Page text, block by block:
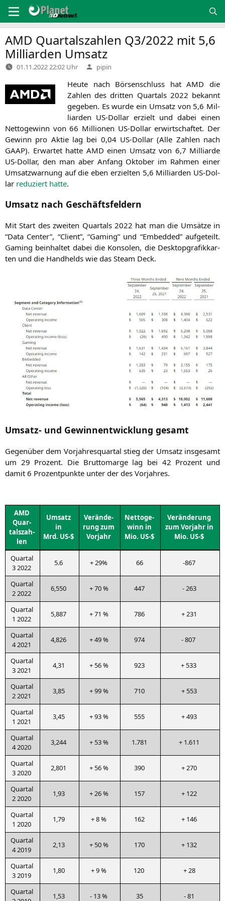
Inhalt
springen
AMD Quartalszahlen Q3/2022 mit 5,6
Milliarden Umsatz
01.11.2022 22:02 Uhr Verfasst
von
pipin
Heu­te nach Bör­sen­schluss hatAMD die
Zah­len des drit­ten Quar­tals 2022 bekannt
gege­ben. Es wur­de ein Umsatz von 5,6 Mil­
li­ar­den US-Dol­lar erzielt und dabei einen
Net­to­ge­winn von 66 Mil­lio­nen US-Dol­lar erwirt­schaf­tet. Der
Gewinn pro Aktie lag bei 0,04 US-Dol­lar (Alle Zah­len nach
GAAP). Erwar­tet hat­te AMD einen Umsatz von 6,7 Mil­li­ar­de
US-Dol­lar, den man aber Anfang Okto­ber im Rah­men einer
Umsatz­war­nung auf die eben erziel­ten 5,6 Mil­li­ar­den US-Dol­
lar redu­ziert hat­te.
Umsatz nach Geschäftsfeldern
Mit Start des zwei­ten Quar­tals 2022 hat man die Umsät­ze in
“Data Cen­ter”, “Cli­ent”, “Gam­ing” und “Embedded” auf­ge­teilt.
Gam­ing beinhal­tet dabei die Kon­so­len, die Desk­top­gra­fik­kar­
ten und die Hand­helds wie das Steam Deck.
Umsatz- und Gewinnentwicklung gesamt
Gegen­über dem Vor­jah­res­quar­tal stieg der Umsatz ins­ge­samt
um 29 Pro­zent. Die Brut­to­mar­ge lag bei 42 Pro­zent und
damit 6 Pro­zent­punk­te unter der des Vorjahres.
AMD
Quar­
tals­zah­
len
Umsatz
in
Mrd. US-$
Ver­än­de­
rung zum
Vorjahr
Net­to­ge­
winn in
Mio. US-$
Ver­än­de­rung
zum Vor­jahr in
Mio. US-$
Quar­tal
3 2022
5.6 + 29% 66 -867
Quar­tal
2 2022
6,550 + 70 % 447 - 263
Quar­tal
1 2022
5,887 + 71 % 786 + 231
Quar­tal
4 2021
4,826 + 49 % 974 - 807
Quar­tal
3 2021
4,31 + 56 % 923 + 533
Quar­tal
2 2021
3,85 + 99 % 710 + 553
Quar­tal
1 2021
3,45 + 93 % 555 + 493
Quar­tal
4 2020
3,244 + 53 % 1.781 + 1.611
Quar­tal
3 2020
2,801 + 56 % 390 + 270
Quar­tal
2 2020
1,93 + 26 % 157 + 122
Quar­tal
1 2020
1,79 + 8 % 162 + 146
Quar­tal
4 2019
2,13 + 50 % 170 + 132
Quar­tal
3 2019
1,80 + 9 % 120 + 28
Quar­tal
1,53 - 13 % 35 - 81